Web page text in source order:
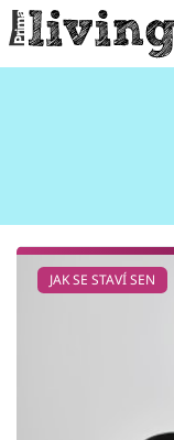
Témata
JAK SE STAVÍ SEN